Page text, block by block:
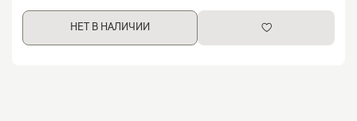
НЕТ В НАЛИЧИИ